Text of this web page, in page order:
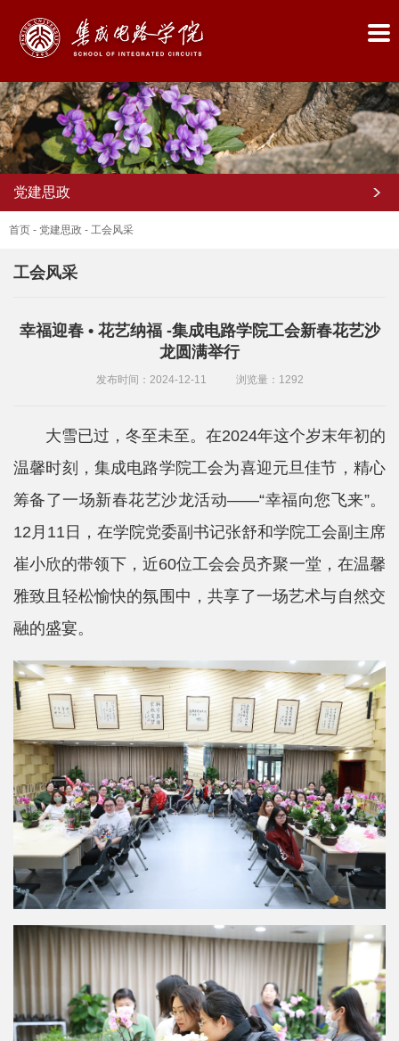
页
况
系
心
资
队
伍
科
研
究
思
党建思政
首页 - 党建思政 - 工会风采
工会风采
幸福迎春 • 花艺纳福 -集成电路学院工会新春花艺沙
龙圆满举行
发布时间：2024-12-11 浏览量： 1292
大雪已过，冬至未至。在2024年这个岁末年初的
温馨时刻，集成电路学院工会为喜迎元旦佳节，精心
筹备了一场新春花艺沙龙活动——“幸福向您飞来”。
12月11日，在学院党委副书记张舒和学院工会副主席
崔小欣的带领下，近60位工会会员齐聚一堂，在温馨
雅致且轻松愉快的氛围中，共享了一场艺术与自然交
融的盛宴。